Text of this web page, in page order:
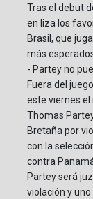
Tras el debut
en liza los
Brasil, que
más
- Partey no
Fuera del
este viernes
Thomas
Bretaña por
con la
contra
Partey será
violación y